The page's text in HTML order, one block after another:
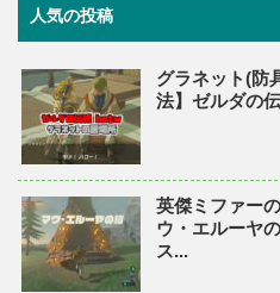
人気の投稿
グラネット(防
法】ゼルダの
英傑ミファー
ウ・エルーヤ
ス...